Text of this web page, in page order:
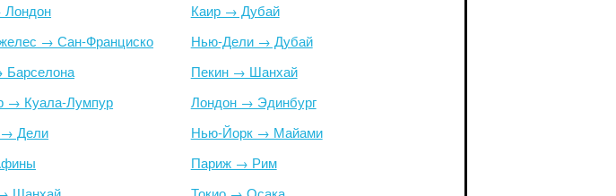
→ Сан-Франциско
→ Куала-Лумпур
Дели
Каир → Дубай
Нью-Дели → Дубай
Пекин → Шанхай
Лондон → Эдинбург
Нью-Йорк → Майами
Париж → Рим